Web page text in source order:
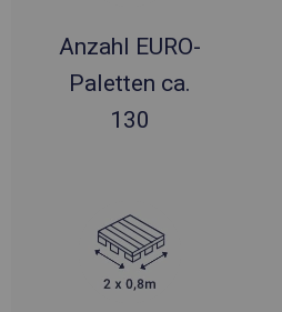
Anzahl EURO-
Paletten ca.
130